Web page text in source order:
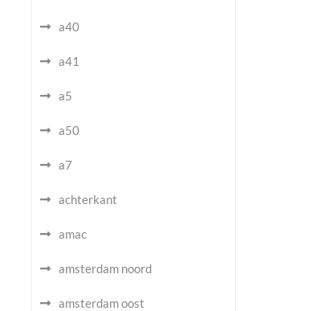
a40
a41
a5
a50
a7
achterkant
amac
amsterdam noord
amsterdam oost